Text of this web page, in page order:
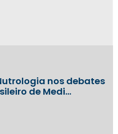
nos debates
de Medi…